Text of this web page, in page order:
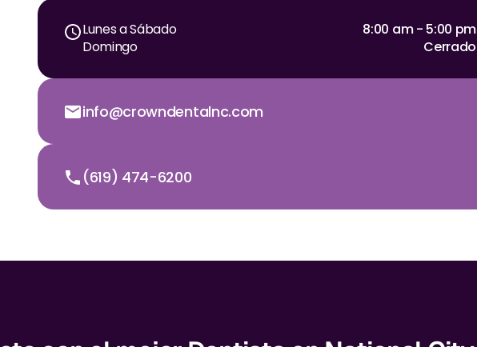
Lunes a Sábado
8:00 am - 5:00 pm
Domingo
Cerrado
info@crowndentalnc.com
(619) 474-6200